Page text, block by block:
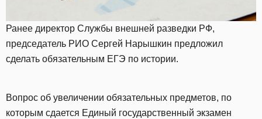
Ранее директор Службы внешней разведки РФ,
председатель РИО Сергей Нарышкин предложил
сделать обязательным ЕГЭ по истории.
Вопрос об увеличении обязательных предметов, по
которым сдается Единый государственный экзамен